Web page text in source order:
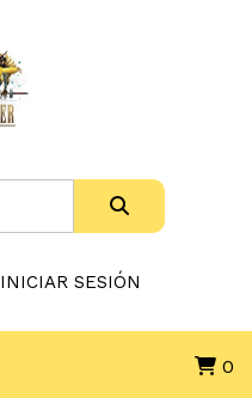
INICIAR SESIÓN
0